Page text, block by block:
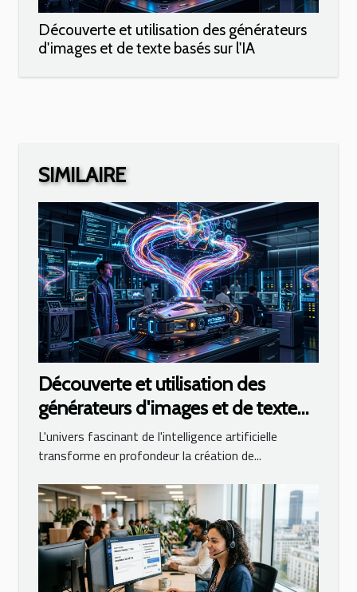
Découverte et utilisation des générateurs
d'images et de texte basés sur l'IA
SIMILAIRE
Découverte et utilisation des
générateurs d'images et de texte
basés sur l'IA
L'univers fascinant de l'intelligence artificielle
transforme en profondeur la création de...